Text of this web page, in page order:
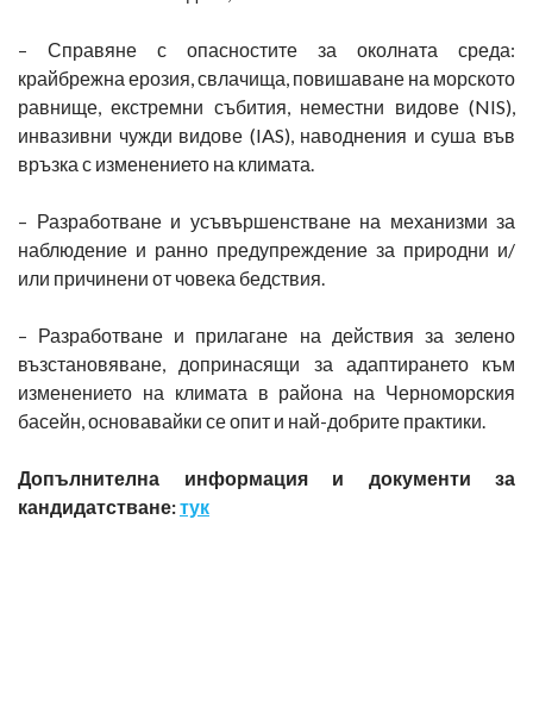
– Справяне с опасностите за околната среда:
крайбрежна ерозия, свлачища, повишаване на морското
равнище, екстремни събития, неместни видове (NIS),
инвазивни чужди видове (IAS), наводнения и суша във
връзка с изменението на климата.
– Разработване и усъвършенстване на механизми за
наблюдение и ранно предупреждение за природни и/
или причинени от човека бедствия.
– Разработване и прилагане на действия за зелено
възстановяване, допринасящи за адаптирането към
изменението на климата в района на Черноморския
басейн, основавайки се опит и най-добрите практики.
Допълнителна информация и документи за
кандидатстване:тук